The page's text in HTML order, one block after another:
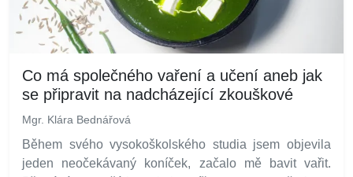
Co má společného vaření a učení aneb jak
se připravit na nadcházející zkouškové
Mgr. Klára Bednářová
Během svého vysokoškolského studia jsem objevila
jeden neočekávaný koníček, začalo mě bavit vařit.